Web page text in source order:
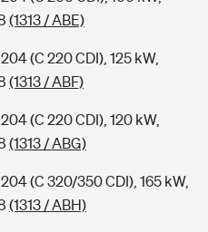
(1313 / ABE)
(C 220 CDI), 125 kW,
(1313 / ABF)
(C 220 CDI), 120 kW,
(1313 / ABG)
(C 320/350 CDI), 165 kW,
(1313 / ABH)